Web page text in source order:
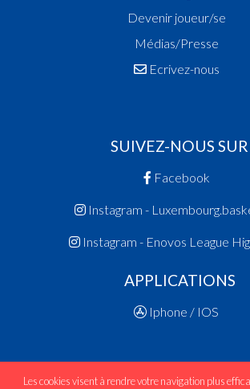
Devenir joueur/se
Médias/Presse
Ecrivez-nous
SUIVEZ-NOUS SUR
Facebook
Instagram -
Instagram - Enovos League
APPLICATIONS
Iphone / IOS
Les cookies visent à rendre votre navigation plus